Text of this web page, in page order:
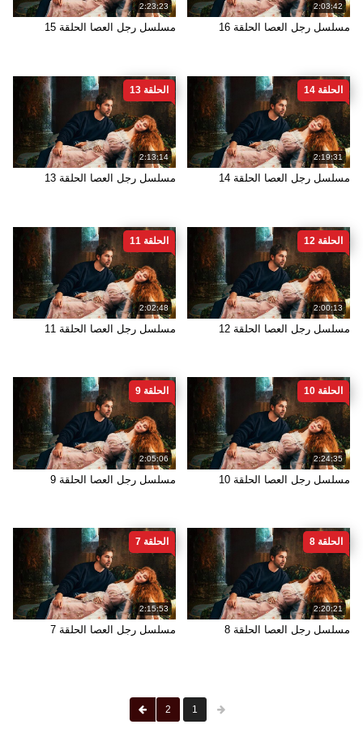
2:03:42
مسلسل رجل العصا الحلقة 16
2:23:23
مسلسل رجل العصا الحلقة 15
2:19:31
الحلقة 14
مسلسل رجل العصا الحلقة 14
2:13:14
الحلقة 13
مسلسل رجل العصا الحلقة 13
2:00:13
الحلقة 12
مسلسل رجل العصا الحلقة 12
2:02:48
الحلقة 11
مسلسل رجل العصا الحلقة 11
2:24:35
الحلقة 10
مسلسل رجل العصا الحلقة 10
2:05:06
الحلقة 9
مسلسل رجل العصا الحلقة 9
2:20:21
الحلقة 8
مسلسل رجل العصا الحلقة 8
2:15:53
الحلقة 7
مسلسل رجل العصا الحلقة 7
1
2